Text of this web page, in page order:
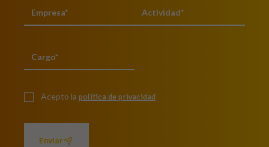
Acepto la política de privacidad
Enviar